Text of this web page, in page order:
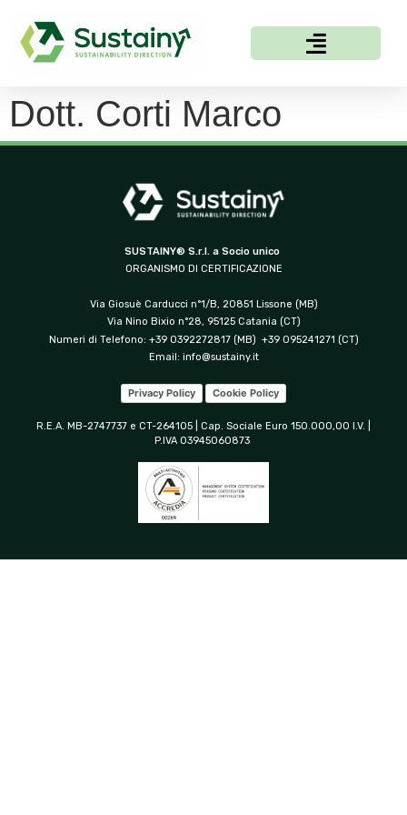
Dott. Corti Marco
SUSTAINY® S.r.l. a Socio unico
ORGANISMO DI CERTIFICAZIONE
Via Giosuè Carducci n°1/B, 20851 Lissone (MB)
Via Nino Bixio n°28, 95125 Catania (CT)
Numeri di Telefono: +39 0392272817 (MB) +39 095241271 (CT)
Email: info@sustainy.it
Privacy Policy Cookie Policy
R.E.A. MB-2747737 e CT-264105 | Cap. Sociale Euro 150.000,00 I.V. |
P.IVA 03945060873